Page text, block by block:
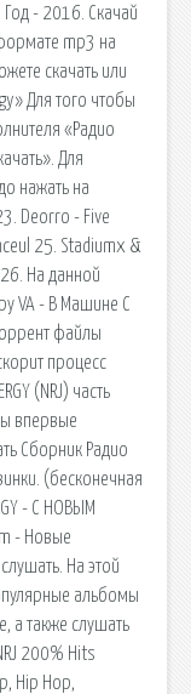
Год - 2016. Скачай
mp3 на
скачать или
Для того чтобы
«Радио
Для
нажать на
Deorro - Five
25. Stadiumx &
26. На данной
VA - В Машине С
файлы
процесс
(NRJ) часть
впервые
Сборник Радио
(бесконечная
- С НОВЫМ
- Новые
На этой
альбомы
а также слушать
200% Hits
Hip Hop,